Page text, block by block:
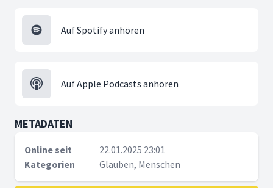
Auf Spotify anhören
Auf Apple Podcasts anhören
METADATEN
Online seit
22.01.2025 23:01
Kategorien
Glauben, Menschen